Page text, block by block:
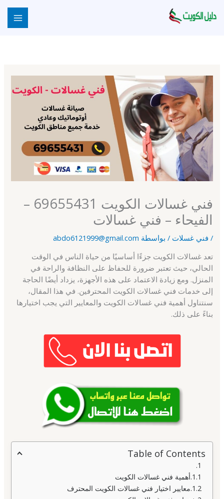
إلى
فني غسالات الكويت 69655431 –
الفيحاء – فني غسالات
/ فني غسلات / بواسطة abdo6121999@gmail.com
تعد غسالات الكويت جزءًا أساسيًا من حياة الناس في الوقت
الحالي، حيث تعتبر ضرورة للحفاظ على النظافة والراحة في
المنزل. ومع زيادة الاعتماد على هذه الأجهزة، يزداد أيضًا الحاجة
إلى خدمات فني غسالات الكويت المحترفين. في هذا المقال،
سنتناول أهمية فني غسالات الكويت والمعايير التي يجب اختيارها
بناءً على ذلك.
Table of Contents
أهمية فني غسالات الكويت
معايير اختيار فني غسالات الكويت المحترف